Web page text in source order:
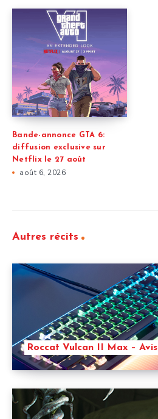
Bande-annonce GTA 6:
diffusion exclusive sur
Netflix le 27 août
août 6, 2026
Autres récits
Roccat Vulcan II Max – Avis